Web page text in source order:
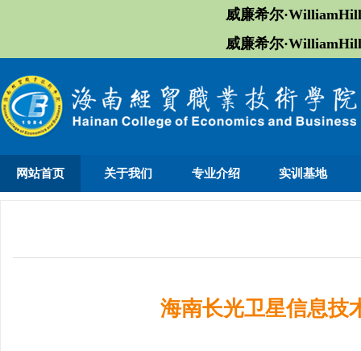
威廉希尔
威廉希尔
网站首页 关于我们 专业介绍 实训基地
海南长光卫星信息技